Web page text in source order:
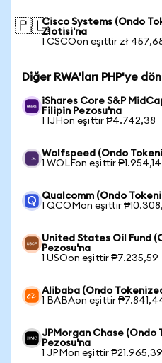
🇵🇱Cisco Systems (Ondo
Zlotisi'na
1 CSCOon eşittir zł
Diğer RWA'ları PHP'ye
iShares Core S&P
Filipin Pezosu'na
1 IJHon eşittir ₱4.742,38
Wolfspeed (Ondo
1 WOLFon eşittir ₱1.954,14
Qualcomm (Ondo
1 QCOMon eşittir
United States Oil Fund
Pezosu'na
1 USOon eşittir ₱7.235,59
Alibaba (Ondo
1 BABAon eşittir
JPMorgan Chase (Ondo
Pezosu'na
1 JPMon eşittir ₱21.965,39